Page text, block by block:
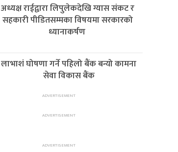
अध्यक्ष राईद्वारा लिपुलेकदेखि ग्यास संकट र
सहकारी पीडितसम्मका विषयमा सरकारको
ध्यानाकर्षण
लाभाशं घोषणा गर्ने पहिलो बैंक बन्यो कामना
सेवा विकास बैंक